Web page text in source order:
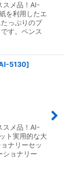
メ品！AI-
を利用したエ
っぷりのブ
す。ペンス
5130]
メ品！AI-
ト実用的な大
ナリーセッ
ショナリー